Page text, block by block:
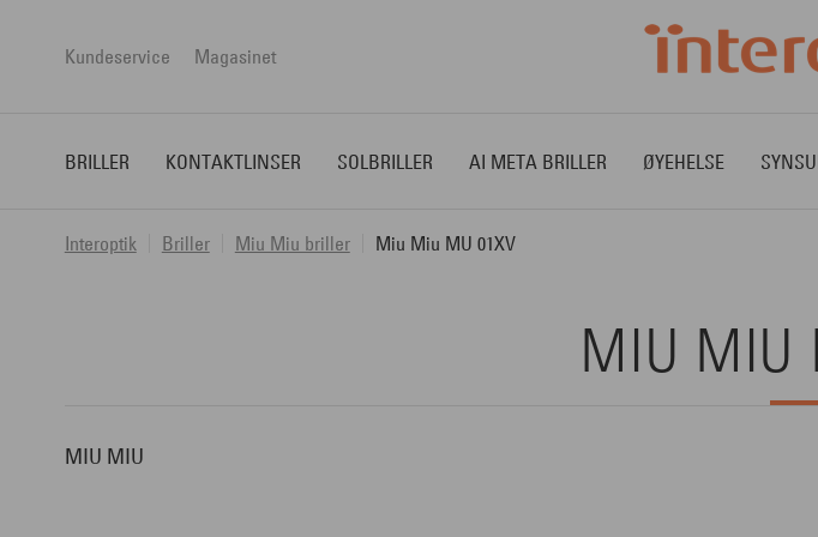
Kundeservice Magasinet
BRILLER KONTAKTLINSER SOLBRILLER AI META BRILLER ØYEHELSE
Interoptik Briller Miu Miu briller Miu Miu MU 01XV
MIU MIU
MIU MIU